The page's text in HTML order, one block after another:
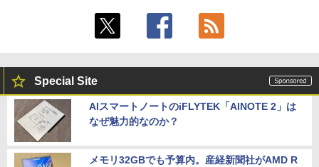
Special Site
AIスマートノートのiFLYTEK「AINOTE 2」は
なぜ魅力的なのか？
メモリ32GBでも予算内。産経新聞社がAMD R